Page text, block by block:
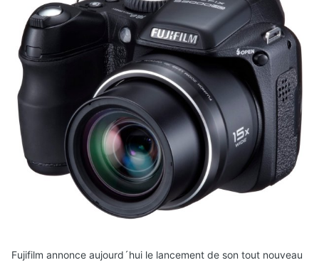
Fujifilm annonce aujourd´hui le lancement de son tout nouveau